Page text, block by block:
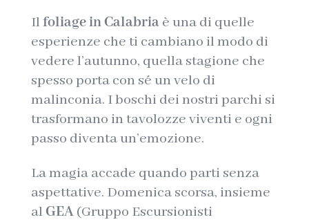
Ilfoliage in Calabriaè una di quelle
esperienze che ti cambiano il modo di
vedere l’autunno, quella stagione che
spesso porta con sé un velo di
malinconia. I boschi dei nostri parchi si
trasformano in tavolozze viventi e ogni
passo diventa un’emozione.
La magia accade quando parti senza
aspettative. Domenica scorsa, insieme
al GEA(Gruppo Escursionisti